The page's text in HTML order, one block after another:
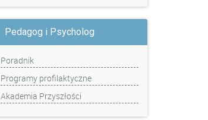
Pedagog i Psycholog
Poradnik
Programy profilaktyczne
Akademia Przyszłości